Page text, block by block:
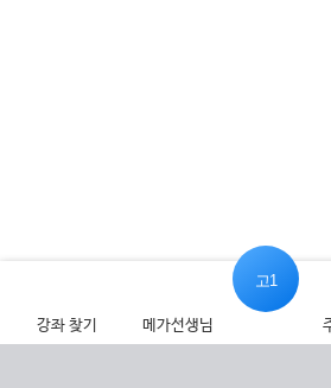
강좌 찾기 메가선생님
고1